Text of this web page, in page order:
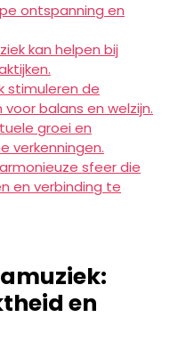
ontspanning en
kan helpen bij
stimuleren de
balans en welzijn.
groei en
verkenningen.
sfeer die
en verbinding te
en